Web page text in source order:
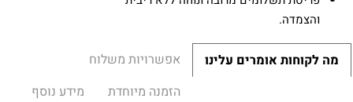
והצמדה.
מה לקוחות אומרים עלינו
אפשרויות משלוח
הזמנה מיוחדת
מידע נוסף